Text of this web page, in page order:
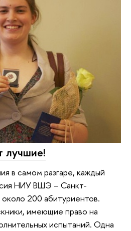
лучшие!
в самом разгаре, каждый
НИУ ВШЭ – Санкт-
200 абитуриентов.
имеющие право на
испытаний. Одна